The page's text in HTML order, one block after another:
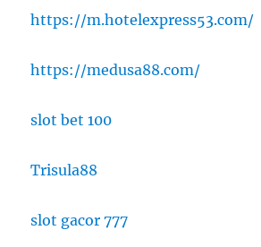
https://m.hotelexpress53.com/
https://medusa88.com/
slot bet 100
Trisula88
slot gacor 777